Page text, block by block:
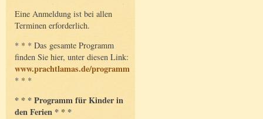
Eine Anmeldung ist bei allen
Terminen erforderlich.
* * * Das gesamte Programm
finden Sie hier, unter diesen Link:
www.prachtlamas.de/programm
* * *
* * * Programm für Kinder in
den Ferien * * *